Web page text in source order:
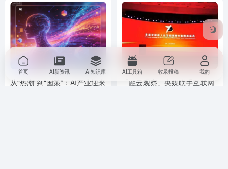
从“热潮”到“国策”：AI产业迎来
「融云观察」央媒联手互联网
首页 AI新资讯 AI知识库 AI工具箱 收录投稿 我的